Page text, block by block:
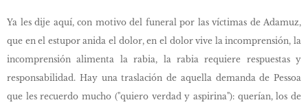
Ya les dije aquí, con motivo del funeral por las víctimas de Adamuz,
que en el estupor anida el dolor, en el dolor vive la incomprensión, la
incomprensión alimenta la rabia, la rabia requiere respuestas y
responsabilidad. Hay una traslación de aquella demanda de Pessoa
que les recuerdo mucho ("quiero verdad y aspirina"): querían, los de